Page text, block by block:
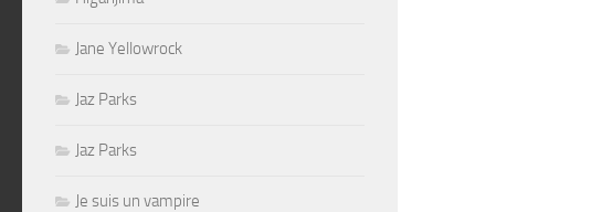
Jane Yellowrock
Jaz Parks
Jaz Parks
Je suis un vampire